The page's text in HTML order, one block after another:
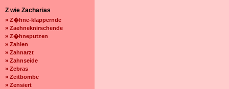
Z wie Zacharias
» Z�hne-klappernde
» Zaehneknirschende
» Z�hneputzen
» Zahlen
» Zahnarzt
» Zahnseide
» Zebras
» Zeitbombe
» Zensiert